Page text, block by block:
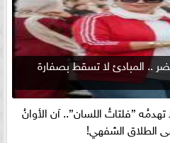
.. المبادئ لا تسقط بصفارة
”فلتاتُ اللسان”.. آن الأوانُ
الطلاق الشفهي!